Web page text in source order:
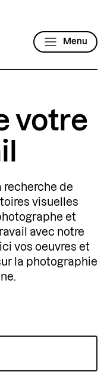
Menu
votre
recherche de
visuelles
et
avec notre
vos oeuvres et
la photographie